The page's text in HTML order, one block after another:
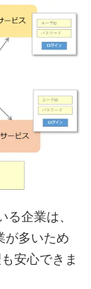
企業は、
が多いため
安心できま